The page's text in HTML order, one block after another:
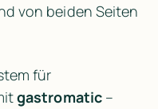
von beiden Seiten
gastromatic –